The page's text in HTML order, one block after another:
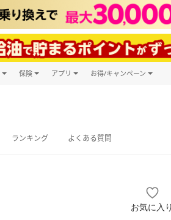
保険 アプリ お得/キャンペーン
ランキング よくある質問
お気に入